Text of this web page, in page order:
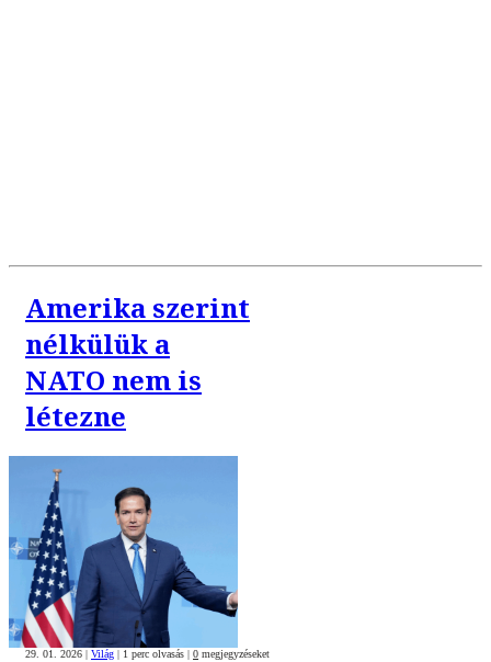
Amerika szerint
nélkülük a
NATO nem is
létezne
29. 01. 2026 | Világ | 1 perc olvasás | 0 megjegyzéseket